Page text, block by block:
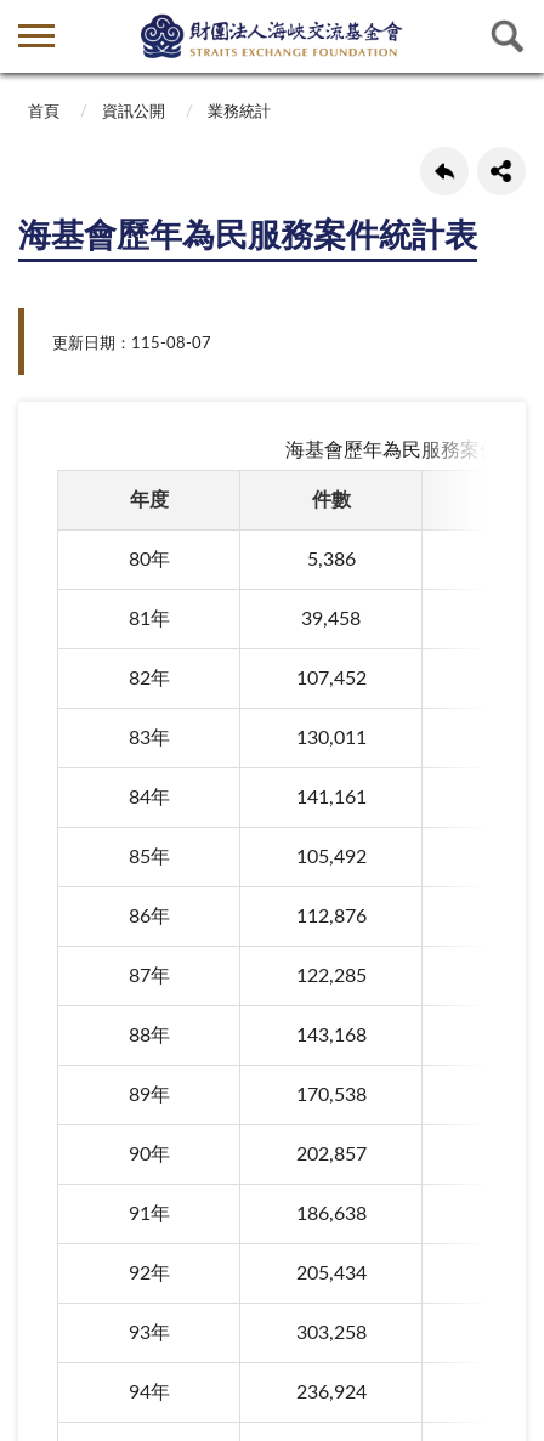
首頁 資訊公開 業務統計
海基會歷年為民服務案件統計表
更新日期：115-08-07
海基會歷年為民服務案件統計
年度 件數
80年 5,386
81年 39,458
82年 107,452
83年 130,011
84年 141,161
85年 105,492
86年 112,876
87年 122,285
88年 143,168
89年 170,538
90年 202,857
91年 186,638
92年 205,434
93年 303,258
94年 236,924